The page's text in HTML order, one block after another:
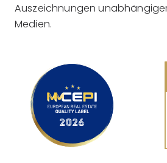
Auszeichnungen
Medien.